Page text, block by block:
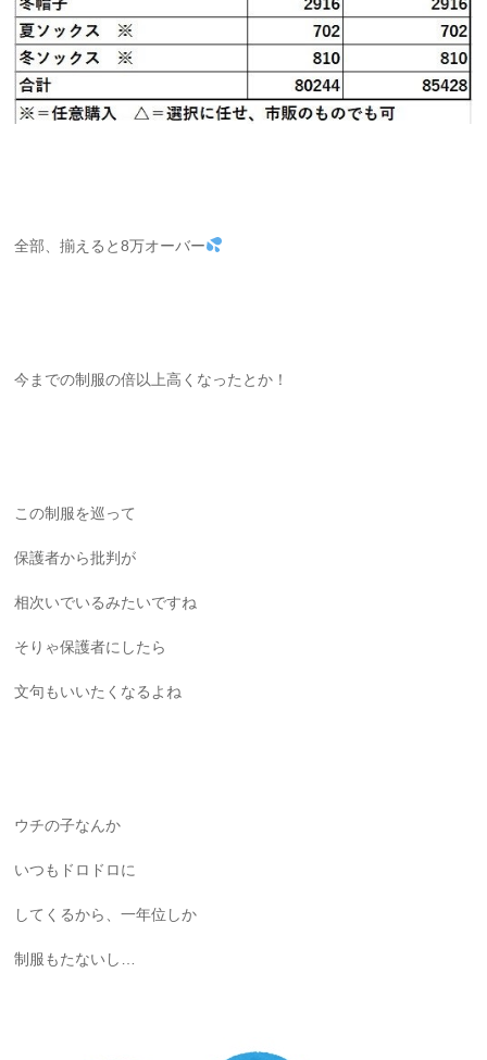
全部、揃えると8万オーバー
今までの制服の倍以上高くなったとか！
この制服を巡って
保護者から批判が
相次いでいるみたいですね
そりゃ保護者にしたら
文句もいいたくなるよね
ウチの子なんか
いつもドロドロに
してくるから、一年位しか
制服もたないし…